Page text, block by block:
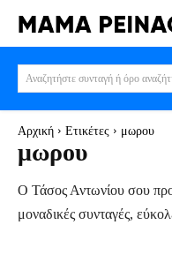
Αναζητήστε συνταγή ή όρο
Αρχική Ετικέτες μωρου
μωρου
Ο Τάσος Αντωνίου σου
μοναδικές συνταγές,